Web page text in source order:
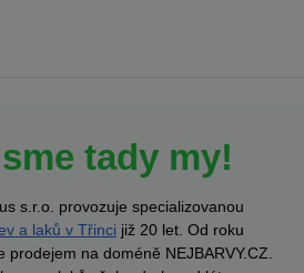
tady my!
s.r.o. provozuje specializovanou
a laků v Třinci již 20 let. Od roku
na doméně NEJBARVY.CZ.